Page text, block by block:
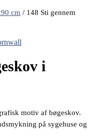
cm / 148 Sti gennem
i
motiv af bøgeskov.
på sygehuse og